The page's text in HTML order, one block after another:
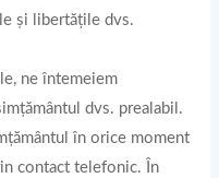
și libertățile dvs.
ne întemeiem
dvs. prealabil.
în orice moment
contact telefonic. În